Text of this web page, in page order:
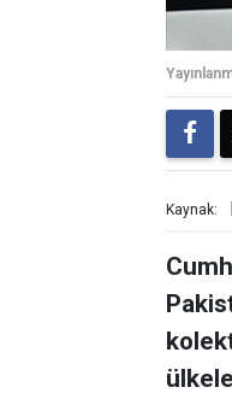
Kaynak: